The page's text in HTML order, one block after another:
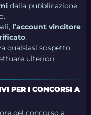
dalla pubblicazione
l’account vincitore
.
qualsiasi sospetto,
ulteriori
PER I CONCORSI A
del concorso a